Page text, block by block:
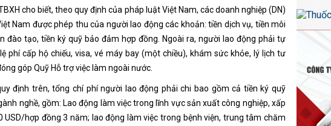
cho biết, theo quy định của pháp luật Việt Nam, các doanh nghiệp (DN)
Nam được phép thu của người lao động các khoản: tiền dịch vụ, tiền môi
đào tạo, tiền ký quỹ bảo đảm hợp đồng. Ngoài ra, người lao động phải tự
phí cấp hộ chiếu, visa, vé máy bay (một chiều), khám sức khỏe, lý lịch tư
góp Quỹ Hỗ trợ việc làm ngoài nước.
định trên, tổng chí phí người lao động phải chi bao gồm cả tiền ký quỹ
nghề, gồm: Lao động làm việc trong lĩnh vực sản xuất công nghiệp, xấp
USD/hợp đồng 3 năm; lao động làm việc trong bệnh viện, trung tâm chăm